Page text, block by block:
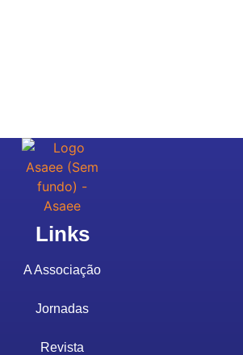
Links
A Associação
Jornadas
Revista